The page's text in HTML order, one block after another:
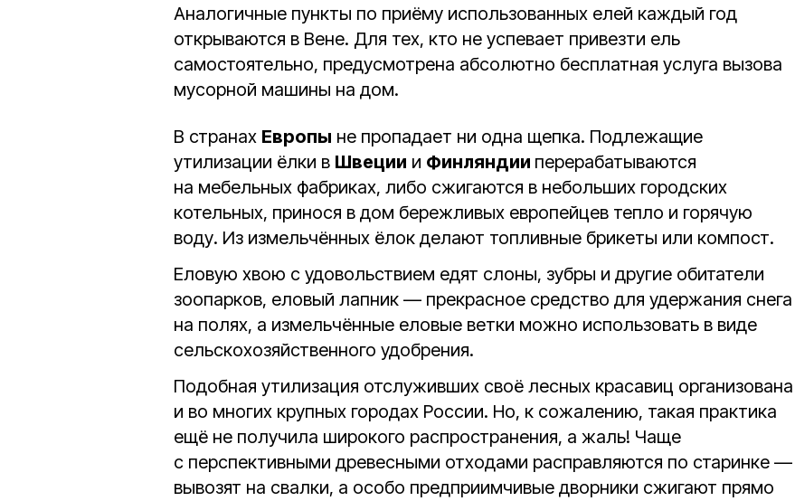
Аналогичные пункты по приёму использованных елей каждый год
открываются в Вене. Для тех, кто не успевает привезти ель
самостоятельно, предусмотрена абсолютно бесплатная услуга вызова
мусорной машины на дом.
В странах Европы не пропадает ни одна щепка. Подлежащие
утилизации ёлки в Швеции и Финляндии перерабатываются
на мебельных фабриках, либо сжигаются в небольших городских
котельных, принося в дом бережливых европейцев тепло и горячую
воду. Из измельчённых ёлок делают топливные брикеты или компост.
Еловую хвою с удовольствием едят слоны, зубры и другие обитатели
зоопарков, еловый лапник — прекрасное средство для удержания снега
на полях, а измельчённые еловые ветки можно использовать в виде
сельскохозяйственного удобрения.
Подобная утилизация отслуживших своё лесных красавиц организована
и во многих крупных городах России. Но, к сожалению, такая практика
ещё не получила широкого распространения, а жаль! Чаще
с перспективными древесными отходами расправляются по старинке —
вывозят на свалки, а особо предприимчивые дворники сжигают прямо